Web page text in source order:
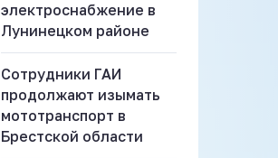
электроснабжение в
Лунинецком районе
Сотрудники ГАИ
продолжают изымать
мототранспорт в
Брестской области